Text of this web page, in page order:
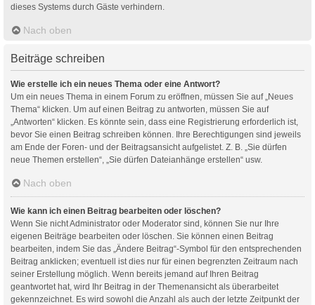
dieses Systems durch Gäste verhindern.
Nach oben
Beiträge schreiben
Wie erstelle ich ein neues Thema oder eine Antwort?
Um ein neues Thema in einem Forum zu eröffnen, müssen Sie auf „Neues
Thema“ klicken. Um auf einen Beitrag zu antworten, müssen Sie auf
„Antworten“ klicken. Es könnte sein, dass eine Registrierung erforderlich ist,
bevor Sie einen Beitrag schreiben können. Ihre Berechtigungen sind jeweils
am Ende der Foren- und der Beitragsansicht aufgelistet. Z. B. „Sie dürfen
neue Themen erstellen“, „Sie dürfen Dateianhänge erstellen“ usw.
Nach oben
Wie kann ich einen Beitrag bearbeiten oder löschen?
Wenn Sie nicht Administrator oder Moderator sind, können Sie nur Ihre
eigenen Beiträge bearbeiten oder löschen. Sie können einen Beitrag
bearbeiten, indem Sie das „Ändere Beitrag“-Symbol für den entsprechenden
Beitrag anklicken; eventuell ist dies nur für einen begrenzten Zeitraum nach
seiner Erstellung möglich. Wenn bereits jemand auf Ihren Beitrag
geantwortet hat, wird Ihr Beitrag in der Themenansicht als überarbeitet
gekennzeichnet. Es wird sowohl die Anzahl als auch der letzte Zeitpunkt der